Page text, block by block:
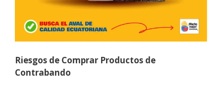
Riesgos de Comprar Productos de
Contrabando